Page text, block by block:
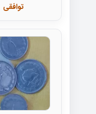
توافقی